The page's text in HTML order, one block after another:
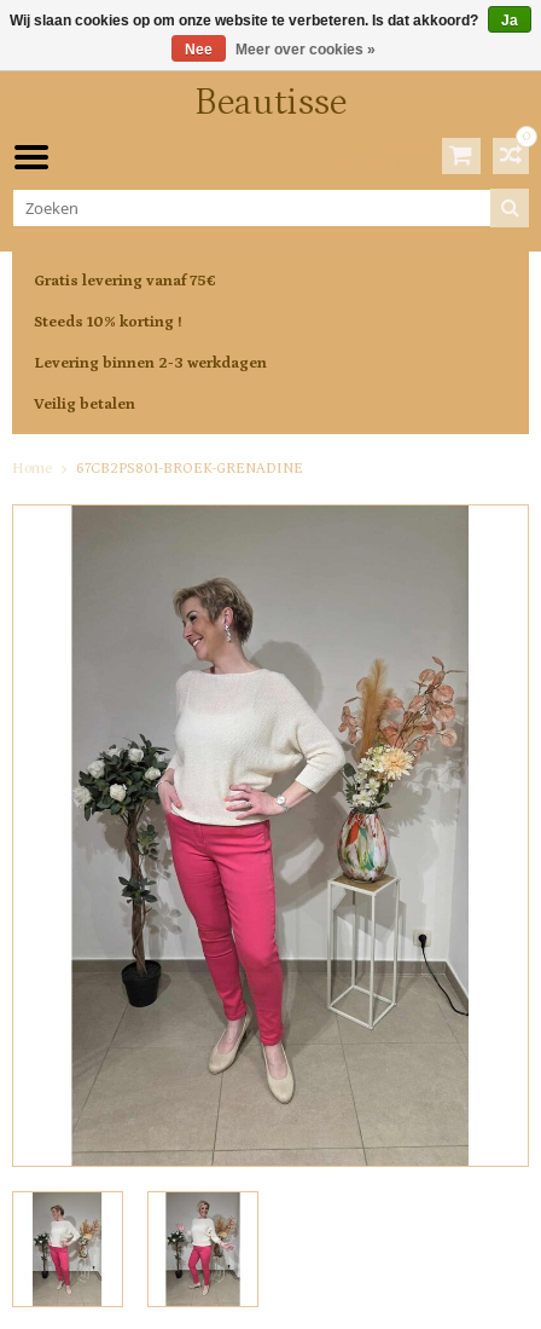
Beautisse
0
Gratis levering vanaf 75€
Steeds 10% korting !
Levering binnen 2-3 werkdagen
Veilig betalen
Home 67CB2PS801-BROEK-GRENADINE
Wij slaan cookies op om onze website te verbeteren. Is dat akkoord?
Ja
Nee
Meer over cookies »